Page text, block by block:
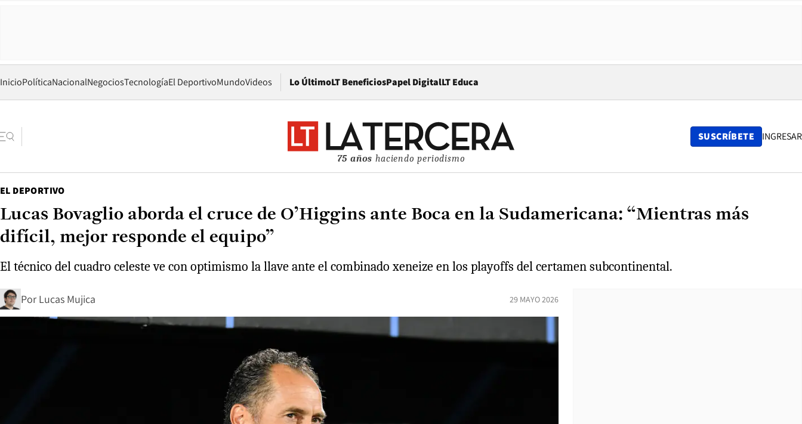
InicioPolíticaNacionalNegociosTecnologíaEl DeportivoMundoVideos Lo ÚltimoLT BeneficiosPapel DigitalOpens in new window
LT Educa
75 años haciendo periodismo
SUSCRÍBETE INGRESAR
EL DEPORTIVO
Lucas Bovaglio aborda el cruce de O’Higgins ante Boca en la Sudamericana: “Mientras más
difícil, mejor responde el equipo”
El técnico del cuadro celeste ve con optimismo la llave ante el combinado xeneize en los playoffs del certamen subcontinental.
Por Lucas Mujica 29 MAYO 2026